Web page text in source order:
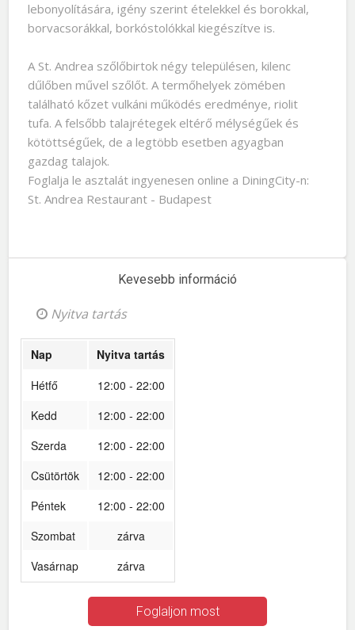
lebonyolítására, igény szerint ételekkel és borokkal,
borvacsorákkal, borkóstolókkal kiegészítve is.
A St. Andrea szőlőbirtok négy településen, kilenc
dűlőben művel szőlőt. A termőhelyek zömében
található kőzet vulkáni működés eredménye, riolit
tufa. A felsőbb talajrétegek eltérő mélységűek és
kötöttségűek, de a legtöbb esetben agyagban
gazdag talajok.
Foglalja le asztalát ingyenesen online a DiningCity-n:
St. Andrea Restaurant - Budapest
Kevesebb információ
Nyitva tartás
Nap
Nyitva tartás
Hétfő
12:00 - 22:00
Kedd
12:00 - 22:00
Szerda
12:00 - 22:00
Csütörtök
12:00 - 22:00
Péntek
12:00 - 22:00
Szombat
zárva
Vasárnap
zárva
Foglaljon most